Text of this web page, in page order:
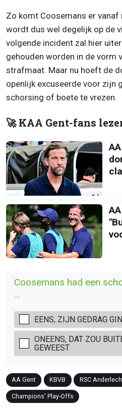
Zo komt Coosemans er
wordt dus wel degelijk op de
volgende incident zal hier
gehouden worden in de vorm
strafmaat. Maar nu hoeft de
openlijk excuseerde voor zijn
schorsing of boete te vrezen.
🚀 KAA Gent-fans
Coosemans had een
...
EENS, ZIJN GEDRAG
ONEENS, DAT ZOU
GEWEEST
AA Gent KBVB RSC
Champions' Play-Offs